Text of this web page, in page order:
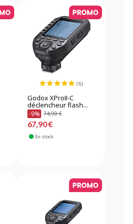
(6)
Godox XProII-C
déclencheur flash...
-9% 74,90 €
67,90 €
En stock